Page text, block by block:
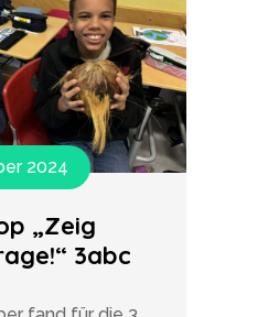
2024
„Zeig
3abc